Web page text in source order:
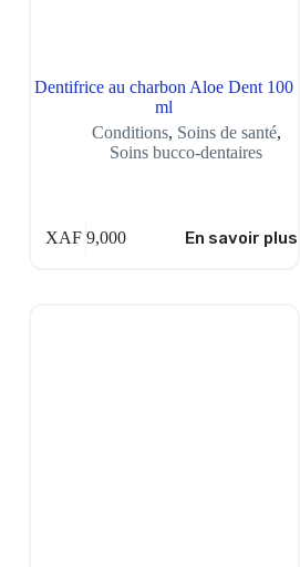
Dentifrice au charbon Aloe Dent 100
ml
Conditions, Soins de santé,
Soins bucco-dentaires
XAF 9,000 En savoir plus